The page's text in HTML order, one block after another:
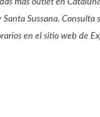
más outlet en
Santa Sussana. Consulta
en el sitio web de